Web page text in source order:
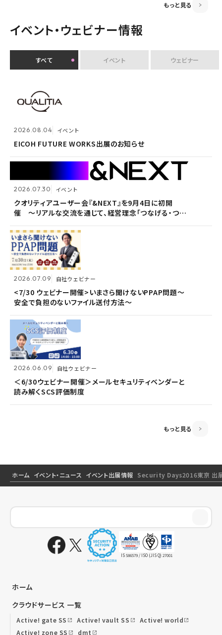
もっと見る
イベント・ウェビナー情報
すべて イベント ウェビナー
2026.08.04 イベント
EICOH FUTURE WORKS出展のお知らせ
2026.07.30 イベント
クオリティアユーザー会『&NEXT』を9月4日に初開
催 〜リアルな交流を通じて、経営理念「つなげる・つな
2026.07.09 自社ウェビナー
<7/30 ウェビナー開催>いまさら聞けないPPAP問題～
安全で負担のないファイル送付方法～
2026.06.09 自社ウェビナー
＜6/30ウェビナー開催＞メールセキュリティベンダーと
読み解くSCS評価制度
2026.08.04 イベント
EICOH FUTURE WORKS出展のお知らせ
2026.07.30 イベント
クオリティアユーザー会『&NEXT』を9月4日に初開
催 〜リアルな交流を通じて、経営理念「つなげる・つな
2026.07.09 自社ウェビナー
<7/30 ウェビナー開催>いまさら聞けないPPAP問題～
安全で負担のないファイル送付方法～
2026.06.09 自社ウェビナー
＜6/30ウェビナー開催＞メールセキュリティベンダーと
読み解くSCS評価制度
2026.07.30
クオリティアユーザー会『&NEXT』を9月4日に初開
催 〜リアルな交流を通じて、経営理念「つなげる・つな
がる想いを未来へつなぐ」を体現〜
2026.07.09 自社ウェビナー
<7/30 ウェビナー開催>いまさら聞けないPPAP問題～
2026.06.09 自社ウェビナー
＜6/30ウェビナー開催＞メールセキュリティベンダーと
2026.04.28 共催ウェビナー
＜5/21ウェビナー開催＞ゼロトラスト思考～信用しない
もっと見る
ホーム イベント・ニュース イベント出展情報 Security Days2016東京 出
IS 586579 / ISO (JIS Q) 27001
ホーム
クラウドサービス 一覧
Active! gate SS Active! vault SS
Active! world
Active! zone SS
dmt